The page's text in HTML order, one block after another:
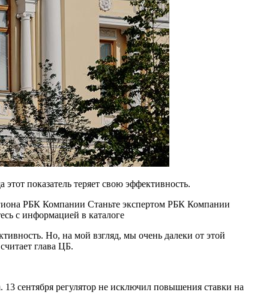
показатель теряет свою эффективность.
РБК Компании Станьте экспертом РБК Компании
с информацией в каталоге
Но, на мой взгляд, мы очень далеки от этой
глава ЦБ.
сентября регулятор не исключил повышения ставки на